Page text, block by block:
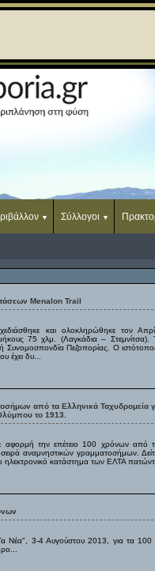
Σύλλογοι
Menalon Trail
και ολοκληρώθηκε τον
75 χλμ. (Λαγκάδια –
Συνομοσπονδία Πεζοπορίας. Ο
έχει δυ...
από τα Ελληνικά Ταχυδρομεία
το 1913.
αφορμή την επέτειο 100 χρόνων
αναμνηστικών γραμματοσήμων.
ηλεκτρονικό κατάστημα των ΕΛΤΑ
Νέα", 3-4 Αυγούστου 2013, για τα